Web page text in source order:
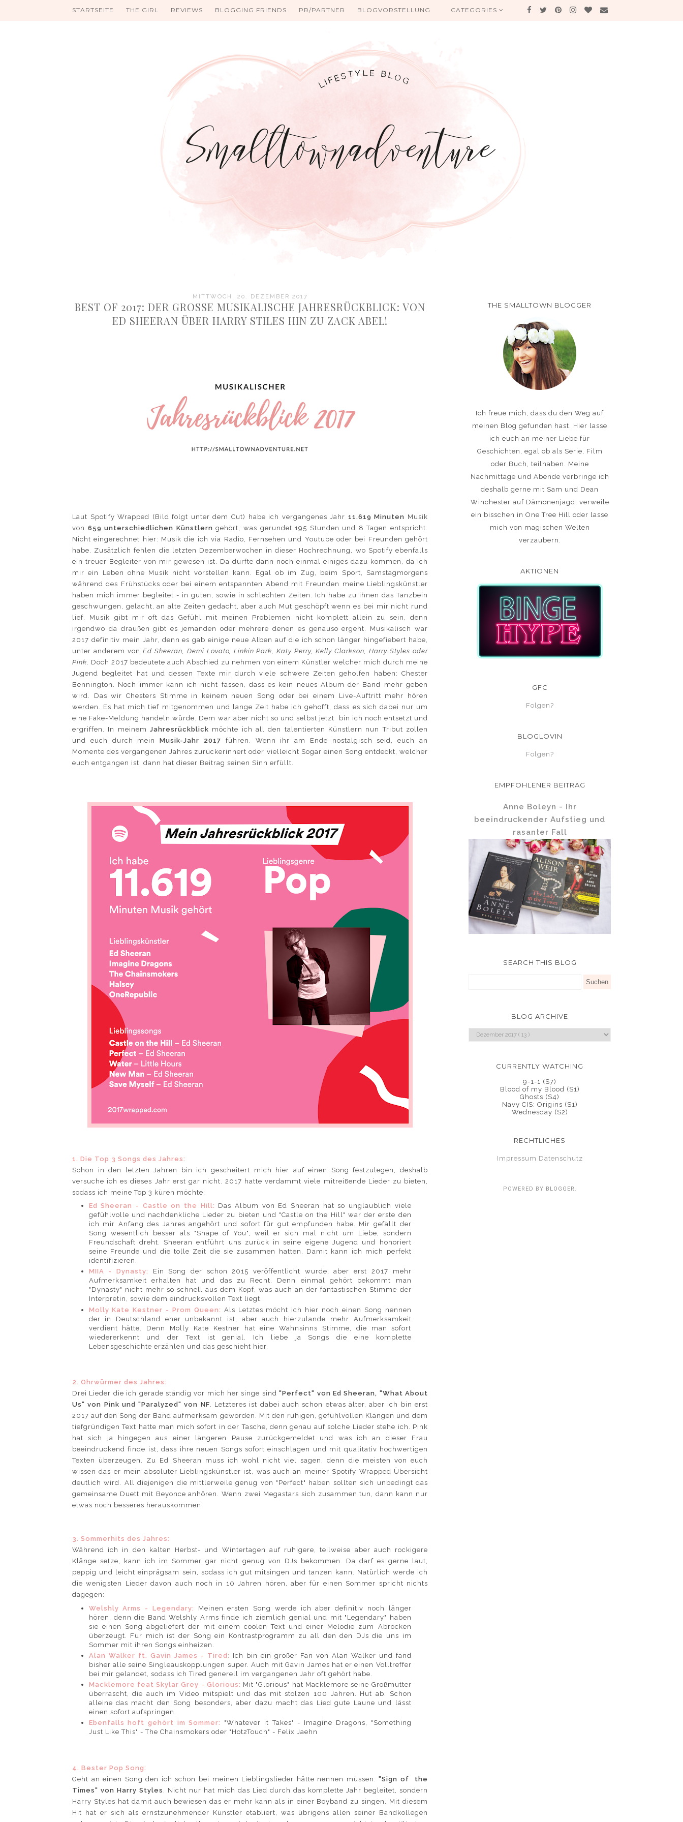
STARTSEITE THE GIRL REVIEWS BLOGGING FRIENDS PR/PARTNER BLOGVORSTELLUNG CATEGORIES
MITTWOCH, 20. DEZEMBER 2017
BEST OF 2017: DER GROSSE MUSIKALISCHE JAHRESRÜCKBLICK: VON E
D SHEERAN ÜBER HARRY STILES HIN ZU ZACK ABEL!
Laut Spotify Wrapped (Bild folgt unter dem Cut) habe ich vergangenes Jahr 11.619 Minuten Musik
von 659 unterschiedlichen Künstlerngehört, was gerundet 195 Stunden und 8 Tagen entspricht.
Nicht eingerechnet hier: Musik die ich via Radio, Fernsehen und Youtube oder bei Freunden gehört
habe. Zusätzlich fehlen die letzten Dezemberwochen in dieser Hochrechnung, wo Spotify ebenfalls
ein treuer Begleiter von mir gewesen ist. Da dürfte dann noch einmal einiges dazu kommen, da ich
mir ein Leben ohne Musik nicht vorstellen kann. Egal ob im Zug, beim Sport, Samstagmorgens
während des Frühstücks oder bei einem entspannten Abend mit Freunden meine Lieblingskünstler
haben mich immer begleitet - in guten, sowie in schlechten Zeiten. Ich habe zu ihnen das Tanzbein
geschwungen, gelacht, an alte Zeiten gedacht, aber auch Mut geschöpft wenn es bei mir nicht rund
lief. Musik gibt mir oft das Gefühl mit meinen Problemen nicht komplett allein zu sein, denn
irgendwo da draußen gibt es jemanden oder mehrere denen es genauso ergeht. Musikalisch war
2017 definitiv mein Jahr, denn es gab einige neue Alben auf die ich schon länger hingefiebert habe,
unter anderem von Ed Sheeran, Demi Lovato, Linkin Park, Katy Perry, Kelly Clarkson, Harry Styles oder
Pink . Doch 2017 bedeutete auch Abschied zu nehmen von einem Künstler welcher mich durch meine
Jugend begleitet hat und dessen Texte mir durch viele schwere Zeiten geholfen haben: Chester
Bennington. Noch immer kann ich nicht fassen, dass es kein neues Album der Band mehr geben
wird. Das wir Chesters Stimme in keinem neuen Song oder bei einem Live-Auftritt mehr hören
werden. Es hat mich tief mitgenommen und lange Zeit habe ich gehofft, dass es sich dabei nur um
eine Fake-Meldung handeln würde. Dem war aber nicht so und selbst jetzt bin ich noch entsetzt und
ergriffen. In meinem Jahresrückblick möchte ich all den talentierten Künstlern nun Tribut zollen
und euch durch meinMusik-Jahr 2017 führen. Wenn ihr am Ende nostalgisch seid, euch an
Momente des vergangenen Jahres zurückerinnert oder vielleicht Sogar einen Song entdeckt, welcher
euch entgangen ist, dann hat dieser Beitrag seinen Sinn erfüllt.
1. Die Top 3 Songs des Jahres:
Schon in den letzten Jahren bin ich gescheitert mich hier auf einen Song festzulegen, deshalb
versuche ich es dieses Jahr erst gar nicht. 2017 hatte verdammt viele mitreißende Lieder zu bieten,
sodass ich meine Top 3 küren möchte:
Ed Sheeran - Castle on the Hill: Das Album von Ed Sheeran hat so unglaublich viele
gefühlvolle und nachdenkliche Lieder zu bieten und "Castle on the Hill" war der erste den
ich mir Anfang des Jahres angehört und sofort für gut empfunden habe. Mir gefällt der
Song wesentlich besser als "Shape of You", weil er sich mal nicht um Liebe, sondern
Freundschaft dreht. Sheeran entführt uns zurück in seine eigene Jugend und honoriert
seine Freunde und die tolle Zeit die sie zusammen hatten. Damit kann ich mich perfekt
identifizieren.
MIIA - Dynasty: Ein Song der schon 2015 veröffentlicht wurde, aber erst 2017 mehr
Aufmerksamkeit erhalten hat und das zu Recht. Denn einmal gehört bekommt man
"Dynasty" nicht mehr so schnell aus dem Kopf, was auch an der fantastischen Stimme der
Interpretin, sowie dem eindrucksvollen Text liegt.
Molly Kate Kestner - Prom Queen: Als Letztes möcht ich hier noch einen Song nennen
der in Deutschland eher unbekannt ist, aber auch hierzulande mehr Aufmerksamkeit
verdient hätte. Denn Molly Kate Kestner hat eine Wahnsinns Stimme, die man sofort
wiedererkennt und der Text ist genial. Ich liebe ja Songs die eine komplette
Lebensgeschichte erzählen und das geschieht hier.
2. Ohrwürmer des Jahres:
Drei Lieder die ich gerade ständig vor mich her singe sind"Perfect" von Ed Sheeran, "What About
Us" von Pink und "Paralyzed" von NF. Letzteres ist dabei auch schon etwas älter, aber ich bin erst
2017 auf den Song der Band aufmerksam geworden. Mit den ruhigen, gefühlvollen Klängen und dem
tiefgründigen Text hatte man mich sofort in der Tasche, denn genau auf solche Lieder stehe ich. Pink
hat sich ja hingegen aus einer längeren Pause zurückgemeldet und was ich an dieser Frau
beeindruckend finde ist, dass ihre neuen Songs sofort einschlagen und mit qualitativ hochwertigen
Texten überzeugen. Zu Ed Sheeran muss ich wohl nicht viel sagen, denn die meisten von euch
wissen das er mein absoluter Lieblingskünstler ist, was auch an meiner Spotify Wrapped Übersicht
deutlich wird. All diejenigen die mittlerweile genug von "Perfect" haben sollten sich unbedingt das
gemeinsame Duett mit Beyonce anhören. Wenn zwei Megastars sich zusammen tun, dann kann nur
etwas noch besseres herauskommen.
3. Sommerhits des Jahres:
Während ich in den kalten Herbst- und Wintertagen auf ruhigere, teilweise aber auch rockigere
Klänge setze, kann ich im Sommer gar nicht genug von DJs bekommen. Da darf es gerne laut,
peppig und leicht einprägsam sein, sodass ich gut mitsingen und tanzen kann. Natürlich werde ich
die wenigsten Lieder davon auch noch in 10 Jahren hören, aber für einen Sommer spricht nichts
dagegen:
Welshly Arms - Legendary:
Meinen ersten Song werde ich aber definitiv noch länger
hören, denn die Band Welshly Arms finde ich ziemlich genial und mit "Legendary" haben
sie einen Song abgeliefert der mit einem coolen Text und einer Melodie zum Abrocken
überzeugt. Für mich ist der Song ein Kontrastprogramm zu all den den DJs die uns im
Sommer mit ihren Songs einheizen.
Alan Walker ft. Gavin James - Tired: Ich bin ein großer Fan von Alan Walker und fand
bisher alle seine Singleauskopplungen super. Auch mit Gavin James hat er einen Volltreffer
bei mir gelandet, sodass ich Tired generell im vergangenen Jahr oft gehört habe.
Macklemore feat Skylar Grey - Glorious: Mit "Glorious" hat Macklemore seine Großmutter
überrascht, die auch im Video mitspielt und das mit stolzen 100 Jahren. Hut ab. Schon
alleine das macht den Song besonders, aber dazu macht das Lied gute Laune und lässt
einen sofort aufspringen.
Ebenfalls hoft gehört im Sommer:
"Whatever it Takes" - Imagine Dragons, "Something
Just Like This" - The Chainsmokers oder "Hot2Touch" - Felix Jaehn
4. Bester Pop Song:
Geht an einen Song den ich schon bei meinen Lieblingslieder hätte nennen müssen:"Sign of the
Times" von Harry Styles
. Nicht nur hat mich das Lied durch das komplette Jahr begleitet, sondern
Harry Styles hat damit auch bewiesen das er mehr kann als in einer Boyband zu singen. Mit diesem
Hit hat er sich als ernstzunehmender Künstler etabliert, was übrigens allen seiner Bandkollegen
THE SMALLTOWN BLOGGER
Ich freue mich, dass du den Weg auf
meinen Blog gefunden hast. Hier lasse
ich euch an meiner Liebe für
Geschichten, egal ob als Serie, Film
oder Buch, teilhaben. Meine
Nachmittage und Abende verbringe ich
deshalb gerne mit Sam und Dean
Winchester auf Dämonenjagd, verweile
ein bisschen in One Tree Hill oder lasse
mich von magischen Welten
verzaubern.
AKTIONEN
GFC
Folgen?
BLOGLOVIN
Folgen?
EMPFOHLENER BEITRAG
Anne Boleyn - Ihr
beeindruckender Aufstieg und
rasanter Fall
SEARCH THIS BLOG
BLOG ARCHIVE
CURRENTLY WATCHING
9-1-1 (S7)
Blood of my Blood (S1)
Ghosts (S4)
Navy CIS: Origins (S1)
Wednesday (S2)
RECHTLICHES
Impressum Datenschutz
POWERED BY BLOGGER .